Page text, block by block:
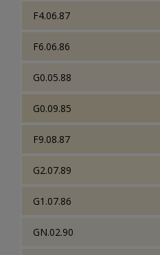
F4.06.87
F6.06.86
G0.05.88
G0.09.85
F9.08.87
G2.07.89
G1.07.86
GN.02.90